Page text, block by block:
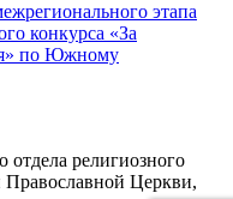
этапа
конкурса «За
по Южному
религиозного
Православной Церкви,